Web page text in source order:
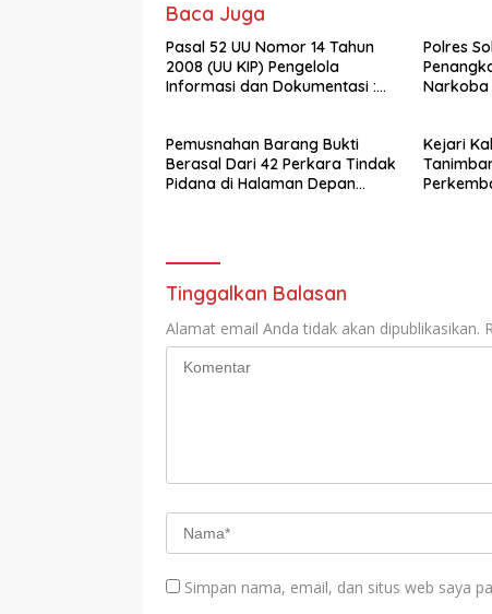
Baca Juga
Pasal 52 UU Nomor 14 Tahun
2008 (UU KIP) Pengelola
Informasi dan Dokumentasi :
Polres
Narkoba
Pemusnahan Barang Bukti
Berasal Dari 42 Perkara Tindak
Pidana di Halaman Depan
Kejari
Tinggalkan Balasan
Alamat email Anda tidak akan dipublikasikan.
Simpan nama, email, dan situs web saya